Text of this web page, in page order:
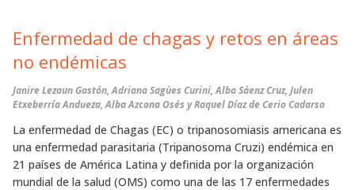
Enfermedad de chagas y retos en áreas
no endémicas
Janire Lezaun Gastón, Adriana Sagües Curini, Alba Sáenz Cruz, Julen
Etxeberría Andueza, Alba Azcona Osés y Raquel Díaz de Cerio Cadarso
La enfermedad de Chagas (EC) o tripanosomiasis americana es
una enfermedad parasitaria (Tripanosoma Cruzi) endémica en
21 países de América Latina y definida por la organización
mundial de la salud (OMS) como una de las 17 enfermedades